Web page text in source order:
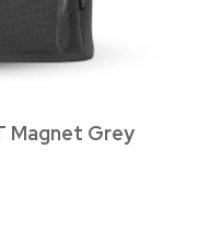
Magnet Grey